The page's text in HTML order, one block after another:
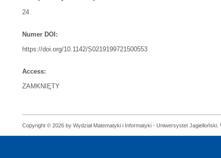
24
Numer DOI:
https://doi.org/10.1142/S0219199721500553
Access:
ZAMKNIĘTY
Copyright © 2026 by Wydział Matematyki i Informatyki - Uniwersystet